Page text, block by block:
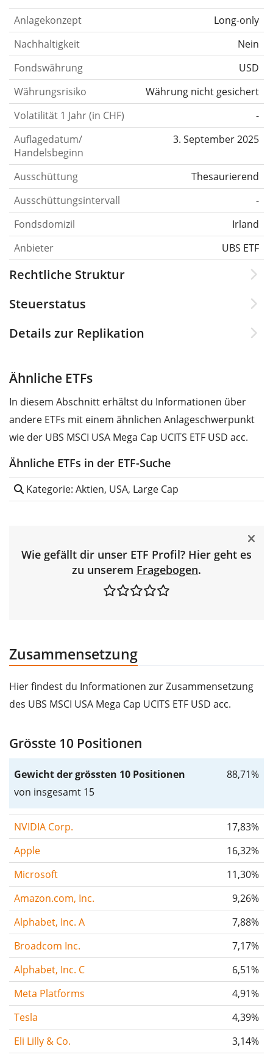
Anlagekonzept
Long-only
Nachhaltigkeit
Nein
Fondswährung
USD
Währungsrisiko
Währung nicht gesichert
Volatilität 1 Jahr (in CHF)
-
Auflagedatum/
Handelsbeginn
3. September 2025
Ausschüttung
Thesaurierend
Ausschüttungsintervall
-
Fondsdomizil
Irland
Anbieter
UBS ETF
Rechtliche Struktur
Steuerstatus
Details zur Replikation
Ähnliche ETFs
In diesem Abschnitt erhältst du Informationen über
andere ETFs mit einem ähnlichen Anlageschwerpunkt
wie der UBS MSCI USA Mega Cap UCITS ETF USD acc.
Ähnliche ETFs in der ETF-Suche
Kategorie: Aktien, USA, Large Cap
Wie gefällt dir unser ETF Profil? Hier geht es
zu unserem Fragebogen.
Zusammensetzung
Hier findest du Informationen zur Zusammensetzung
des UBS MSCI USA Mega Cap UCITS ETF USD acc.
Grösste 10 Positionen
Gewicht der grössten 10 Positionen
von insgesamt 15
88,71%
NVIDIA Corp.
17,83%
Apple
16,32%
Microsoft
11,30%
Amazon.com, Inc.
9,26%
Alphabet, Inc. A
7,88%
Broadcom Inc.
7,17%
Alphabet, Inc. C
6,51%
Meta Platforms
4,91%
Tesla
4,39%
Eli Lilly & Co.
3,14%